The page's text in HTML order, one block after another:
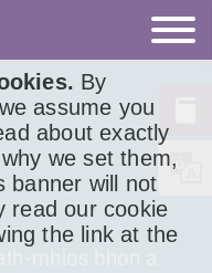
By
assume you
about exactly
we set them,
banner will not
read our cookie
the link at the
mhìos bhon a